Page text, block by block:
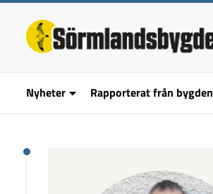
Nyheter Rapporterat från bygden